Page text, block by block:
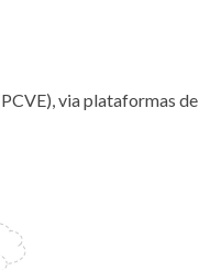
via plataformas de